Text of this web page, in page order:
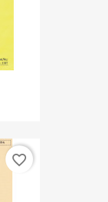
favorite_border